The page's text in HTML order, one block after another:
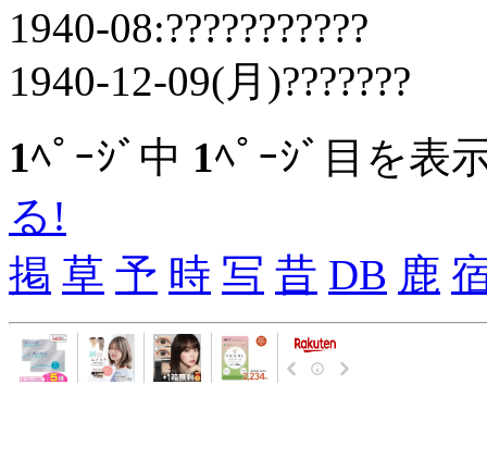
1940-08:???????????
1940-12-09(月)???????
1ﾍﾟｰｼﾞ中 1ﾍﾟｰｼﾞ目を表
る!
掲 草 予 時 写 昔 DB 鹿